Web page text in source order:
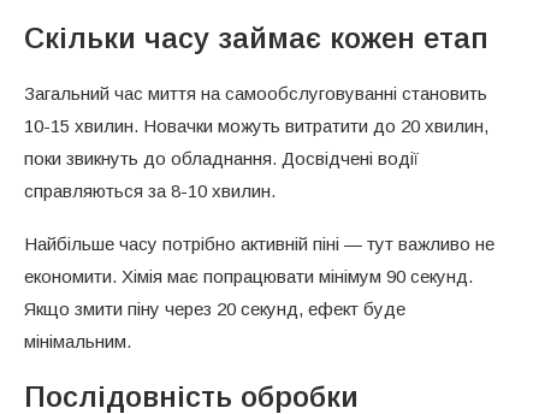
Скільки часу займає кожен етап
Загальний час миття на самообслуговуванні становить
10-15 хвилин. Новачки можуть витратити до 20 хвилин,
поки звикнуть до обладнання. Досвідчені водії
справляються за 8-10 хвилин.
Найбільше часу потрібно активній піні — тут важливо не
економити. Хімія має попрацювати мінімум 90 секунд.
Якщо змити піну через 20 секунд, ефект буде
мінімальним.
Послідовність обробки